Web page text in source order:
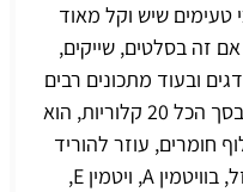
טעימים שיש וקל מאוד
זה בסלטים, שייקים,
ובעוד מתכונים רבים
אחרים. בכוס תרד אחת יש בסך הכל 20 קלוריות, הוא
חומרים, עוזר להוריד
את הכולסטרול, עשיר בברזל, בוויטמין A, ויטמין E,